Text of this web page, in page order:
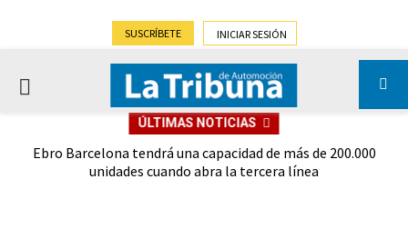
SUSCRÍBETE INICIAR SESIÓN
PRIMARY
ÚLTIMAS NOTICIAS
Ebro Barcelona tendrá una capacidad de más de 200.000
unidades cuando abra la tercera línea